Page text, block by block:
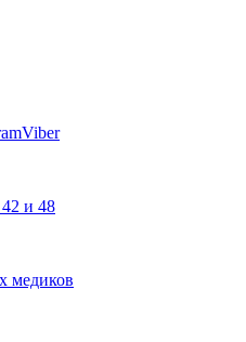
Viber
и 48
медиков